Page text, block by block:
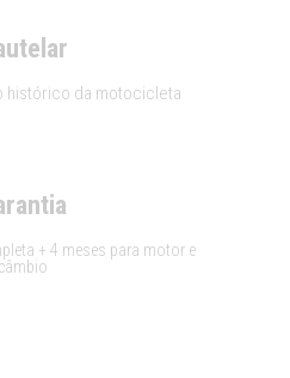
histórico da motocicleta
+ 4 meses para motor e
câmbio